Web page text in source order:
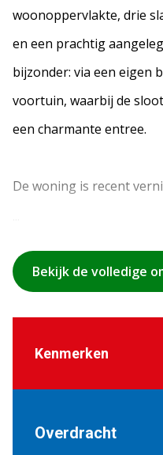
woonoppervlakte, drie
en een prachtig
bijzonder: via een eigen
voortuin, waarbij de
een charmante entree.
De woning is recent
Bekijk de volledige
Kenmerken
Overdracht